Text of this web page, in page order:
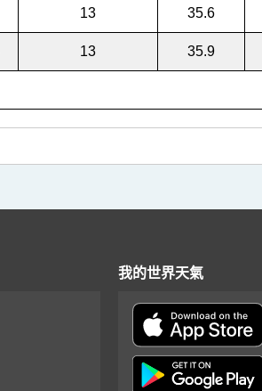
13 35.6
13 35.9
我的世界天氣